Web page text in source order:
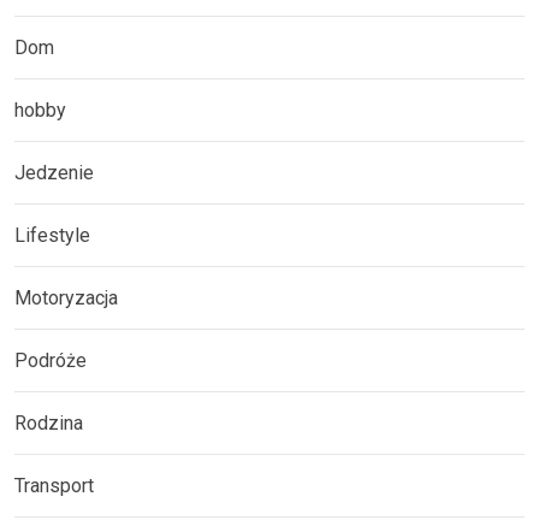
Dom
hobby
Jedzenie
Lifestyle
Motoryzacja
Podróże
Rodzina
Transport